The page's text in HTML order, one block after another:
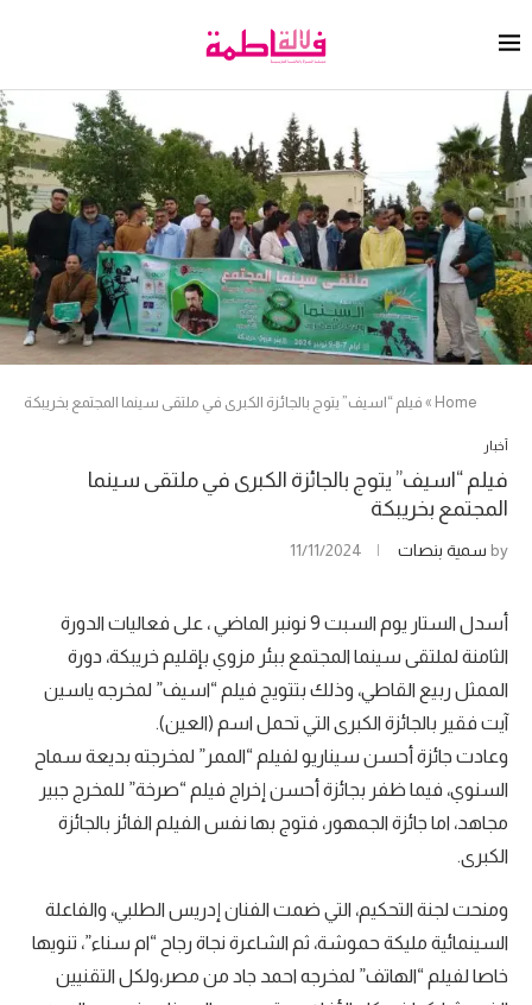
Home
» فيلم “اسيف” يتوج بالجائزة الكبرى في ملتقى سينما المجتمع بخريبكة
أخبار
فيلم “اسيف” يتوج بالجائزة الكبرى في ملتقى سينما
المجتمع بخريبكة
by سمية بنصات 11/11/2024
أسدل الستار يوم السبت 9 نونبر الماضي ، على فعاليات الدورة
الثامنة لملتقى سينما المجتمع ببئر مزوي بإقليم خريبكة، دورة
الممثل ربيع القاطي، وذلك بتتويج فيلم “اسيف” لمخرجه ياسين
آيت فقير بالجائزة الكبرى التي تحمل اسم (العين).
وعادت جائزة أحسن سيناريو لفيلم “الممر” لمخرجته بديعة سماح
السنوي، فيما ظفر بجائزة أحسن إخراج فيلم “صرخة” للمخرج جبير
مجاهد، اما جائزة الجمهور، فتوج بها نفس الفيلم الفائز بالجائزة
الكبرى.
ومنحت لجنة التحكيم، التي ضمت الفنان إدريس الطلبي، والفاعلة
السينمائية مليكة حموشة، ثم الشاعرة نجاة رجاح “ام سناء”، تنويها
خاصا لفيلم “الهاتف” لمخرجه احمد جاد من مصر،ولكل التقنيين